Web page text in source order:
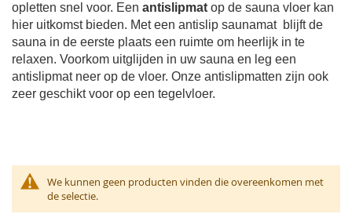
opletten snel voor. Een antislipmat op de sauna vloer kan
hier uitkomst bieden. Met een antislip saunamat blijft de
sauna in de eerste plaats een ruimte om heerlijk in te
relaxen. Voorkom uitglijden in uw sauna en leg een
antislipmat neer op de vloer. Onze antislipmatten zijn ook
zeer geschikt voor op een tegelvloer.
We kunnen geen producten vinden die overeenkomen met
de selectie.